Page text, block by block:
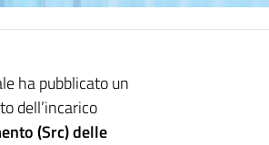
ha pubblicato un
dell’incarico
(Src)delle